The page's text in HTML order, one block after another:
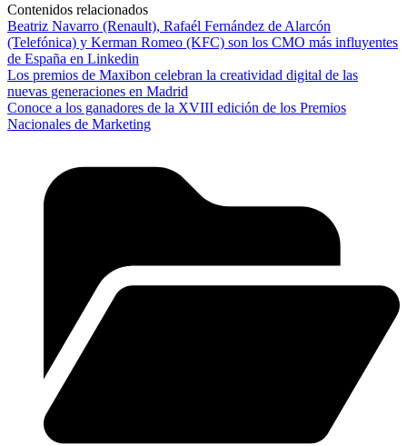
Contenidos relacionados
Beatriz Navarro (Renault), Rafaél Fernández de Alarcón
(Telefónica) y Kerman Romeo (KFC) son los CMO más influyentes
de España en Linkedin
Los premios de Maxibon celebran la creatividad digital de las
nuevas generaciones en Madrid
Conoce a los ganadores de la XVIII edición de los Premios
Nacionales de Marketing